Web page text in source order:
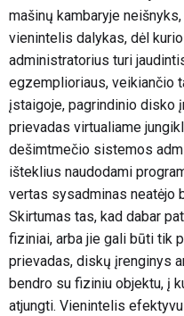
mašinų kambaryje
vienintelis dalykas, dėl
administratorius turi
egzemplioriaus, veikiančio
įstaigoje, pagrindinio disko
prievadas virtualiame
dešimtmečio sistemos
išteklius naudodami
vertas sysadminas neatėjo
Skirtumas tas, kad dabar
fiziniai, arba jie gali būti tik
prievadas, diskų įrenginys
bendro su fiziniu objektu, į
atjungti. Vienintelis